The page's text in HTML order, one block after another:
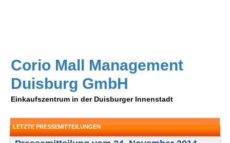
Corio Mall Management
Duisburg GmbH
Einkaufszentrum in der Duisburger Innenstadt
LETZTE PRESSEMITTEILUNGEN